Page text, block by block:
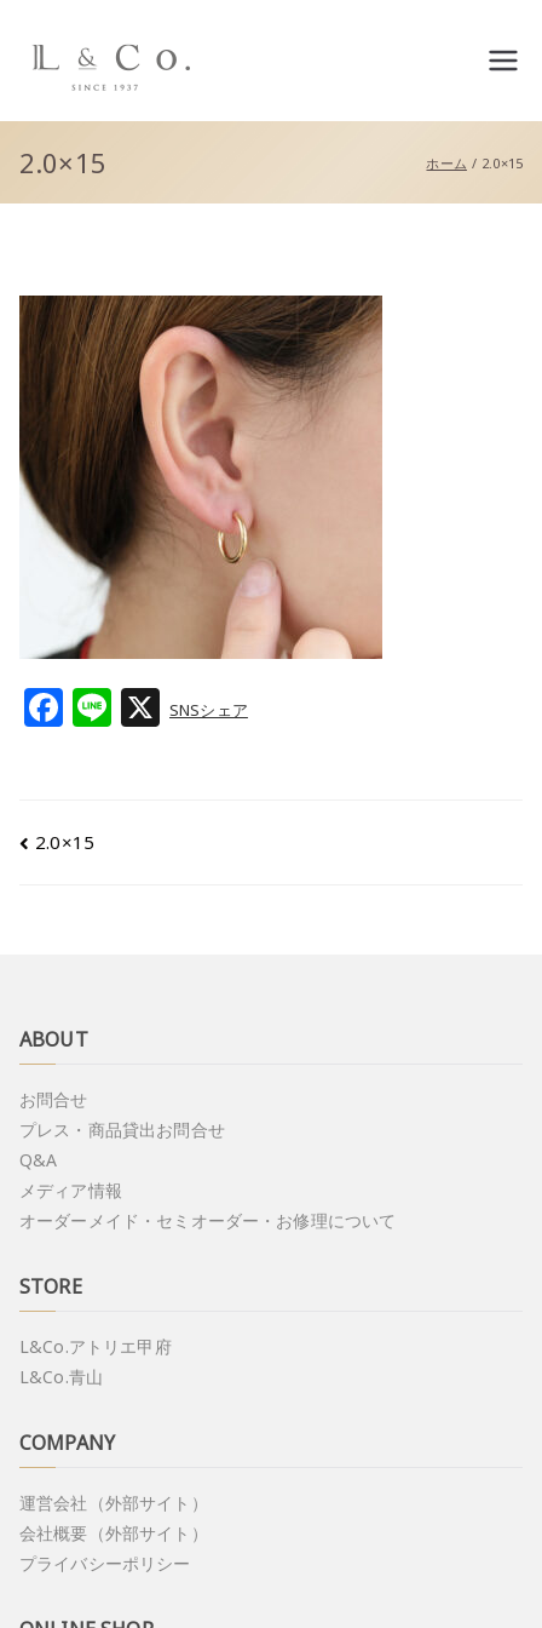
L&co.（エルアンドコー）公
2.0×15 ホーム 2.0×15
F
e
b
Li X
SNSシェア
2.0×15
ABOUT
お問合せ
プレス・商品貸出お問合せ
Q&A
メディア情報
オーダーメイド・セミオーダー・お修理について
STORE
L&Co.アトリエ甲府
L&Co.青山
COMPANY
運営会社（外部サイト）
会社概要（外部サイト）
プライバシーポリシー